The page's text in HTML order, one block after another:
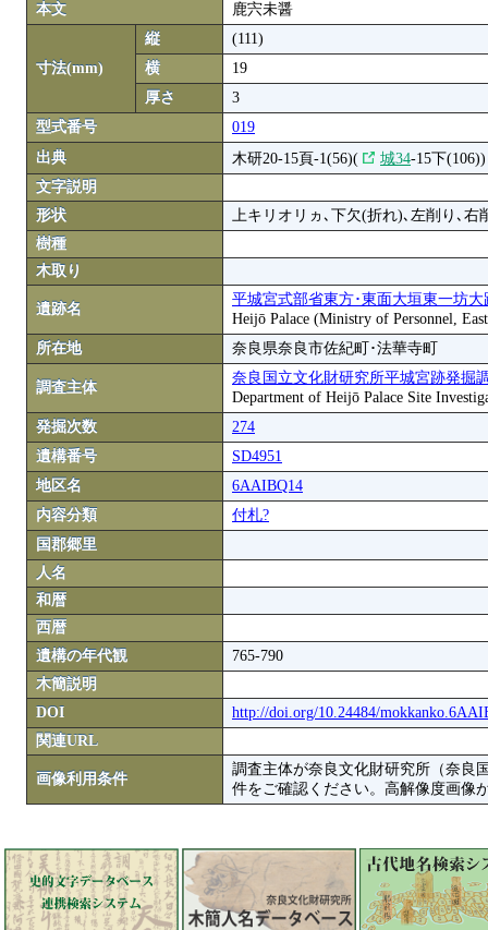
本文
鹿宍未醤
寸法(mm)
縦
(111)
横
19
厚さ
3
型式番号
019
出典
木研20-15頁-1(56)( 城34-15下(106))
文字説明
形状
上キリオリヵ､下欠(折れ)､左削り､右
樹種
木取り
遺跡名
平城宮式部省東方･東面大垣東一坊大
Heijō Palace (Ministry of Personnel,
所在地
奈良県奈良市佐紀町･法華寺町
調査主体
奈良国立文化財研究所平城宮跡発掘
Department of Heijō Palace Site
発掘次数
274
遺構番号
SD4951
地区名
6AAIBQ14
内容分類
付札?
国郡郷里
人名
和暦
西暦
遺構の年代観
765-790
木簡説明
DOI
http://doi.org/10.24484/
関連URL
画像利用条件
調査主体が奈良文化財研究所（奈良
件をご確認ください。高解像度画像